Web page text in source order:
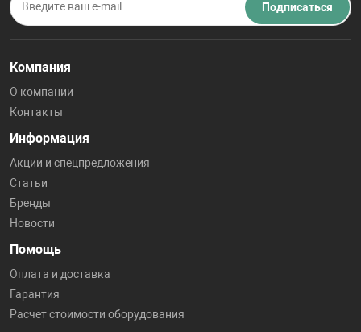
Подписаться
Компания
О компании
Контакты
Информация
Акции и спецпредложения
Статьи
Бренды
Новости
Помощь
Оплата и доставка
Гарантия
Расчет стоимости оборудования